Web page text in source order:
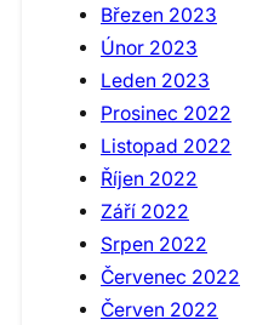
Březen 2023
Únor 2023
Leden 2023
Prosinec 2022
Listopad 2022
Říjen 2022
Září 2022
Srpen 2022
Červenec 2022
Červen 2022